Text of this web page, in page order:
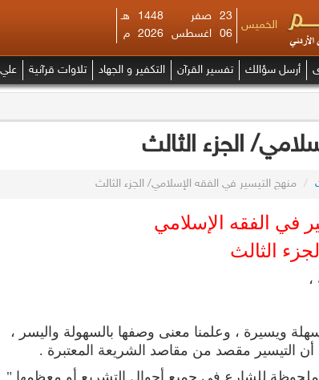
الخميس
23 صفر 1448
هـ
06 اغسطس 2026 م
أرسل سؤالك تفسير القرآن التكفير و الجهاد تلاوات قرآنية
الجزء الثالث
/ منهج التيسير في الفقه الإسلامي/ الجزء الثالث
في الفقه الإسلامي
الجزء الثالث
ويسيرة ، وعلمنا معنى وصفها بالسهولة واليسر ،
أن التيسير مقصد من مقاصد الشريعة المعتبرة .
للشارع في جميع أحوال التشريع أو معظمها "